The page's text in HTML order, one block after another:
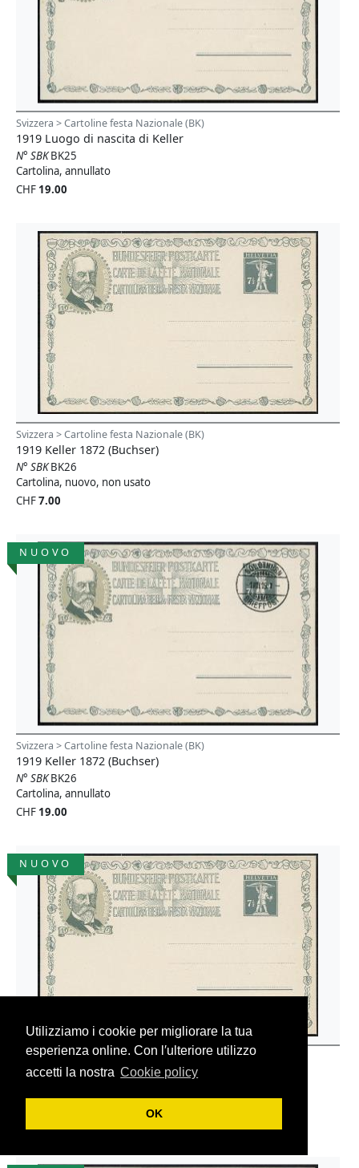
Utilizziamo i cookie per migliorare la tua
esperienza online. Con l′ulteriore utilizzo
accetti la nostra Cookie policy
OK
Svizzera > Cartoline festa Nazionale (BK)
1919 Luogo di nascita di Keller
N° SBKBK25
Cartolina, annullato
CHF 19.00
Svizzera > Cartoline festa Nazionale (BK)
1919 Keller 1872 (Buchser)
N° SBKBK26
Cartolina, nuovo, non usato
CHF7.00
NUOVO
Svizzera > Cartoline festa Nazionale (BK)
1919 Keller 1872 (Buchser)
N° SBKBK26
Cartolina, annullato
CHF 19.00
NUOVO
Svizzera > Cartoline festa Nazionale (BK)
1919 Gottfried Keller 1889 (Böcklin)